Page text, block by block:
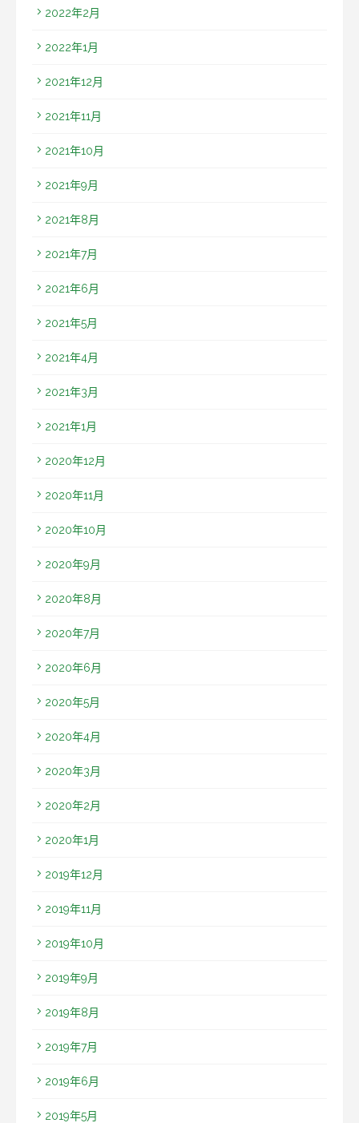
2022年2月
2022年1月
2021年12月
2021年11月
2021年10月
2021年9月
2021年8月
2021年7月
2021年6月
2021年5月
2021年4月
2021年3月
2021年1月
2020年12月
2020年11月
2020年10月
2020年9月
2020年8月
2020年7月
2020年6月
2020年5月
2020年4月
2020年3月
2020年2月
2020年1月
2019年12月
2019年11月
2019年10月
2019年9月
2019年8月
2019年7月
2019年6月
2019年5月